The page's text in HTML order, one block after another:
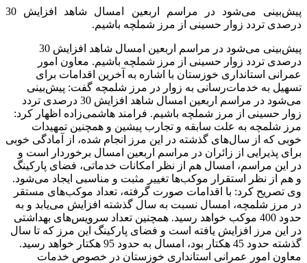
پیش‌بینی می‌شود در مراسم اربعین امسال شاهد افزایش 30
درصدی تردد زوار حسینی از مرز شملچه باشیم.
پیش‌بینی می‌شود در مراسم اربعین امسال شاهد افزایش 30
درصدی تردد زوار حسینی از مرز شملچه باشیم. معاون امور
عمرانی استانداری خوزستان با اشاره به آخرین اقدامات برای
تسهیل به خدمات‌رسانی به زوار در مرز شلمچه گفت: پیش‌بینی
می‌شود در مراسم اربعین امسال شاهد افزایش 30 درصدی تردد
زوار حسینی از مرز شملچه باشیم. فرامند هاشمی‌زاده اظهار کرد:
مرز شلمچه به علت سابقه و تجارب پیشین و همچنین تمهیدات
خوبی که از سال‌های گذشته در این مرز انجام شده، از آمادگی خوبی
برای پذیرایی از زائران در مراسم اربعین امسال برخوردار است و
در این مراسم، امسال هم از نظر امکانات خدماتی، فضای پارکینگ
و هم از نظر استقرار موکب‌ها تغییر مثبت و مناسبی ایجاد می‌شود.
وی تصریح کرد: با اقدامات صورت گرفته، تعداد موکب‌های مستقر
در مرز شلمچه، امسال نسبت به سال گذشته افزایش می‌یابد و به
حدود 400 موکب خواهد رسید. همچنین تعداد سرویس‌های بهداشتی
در این مرز افزایش یافته است و فضای پارکینگ این مرز که تا سال
گذشته حدود 45 هکتار بود، امسال به حدود 95 هکتار خواهد رسید.
معاون امور عمرانی استانداری خوزستان در خصوص خدمات